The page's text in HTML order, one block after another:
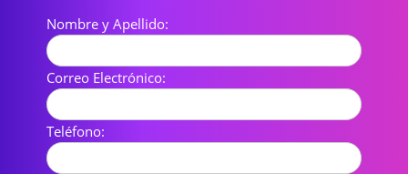
Nombre y Apellido:
Correo Electrónico:
Teléfono: